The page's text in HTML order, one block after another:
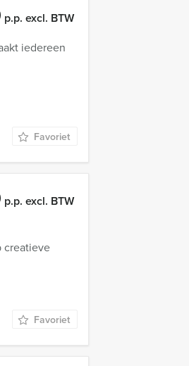
p.p. excl. BTW
iedereen
Favoriet
p.p. excl. BTW
creatieve
Favoriet